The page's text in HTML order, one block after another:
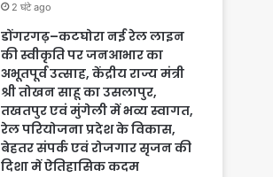
2 घंटे ago
डोंगरगढ़–कटघोरा नई रेल लाइन
की स्वीकृति पर जनआभार का
अभूतपूर्व उत्साह, केंद्रीय राज्य मंत्री
श्री तोखन साहू का उसलापुर,
तखतपुर एवं मुंगेली में भव्य स्वागत,
रेल परियोजना प्रदेश के विकास,
बेहतर संपर्क एवं रोजगार सृजन की
दिशा में ऐतिहासिक कदम